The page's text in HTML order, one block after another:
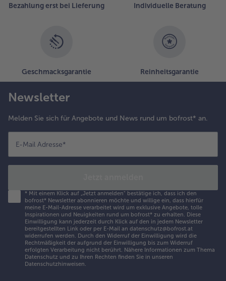
Bezahlung erst bei Lieferung Individuelle Beratung
Geschmacksgarantie Reinheitsgarantie
Newsletter
Melden Sie sich für Angebote und News rund um bofrost* an.
E-Mail Adresse*
* Mit einem Klick auf „Jetzt anmelden" bestätige ich, dass ich den
bofrost* Newsletter abonnieren möchte und willige ein, dass hierfür
meine E-Mail-Adresse verarbeitet wird um exklusive Angebote, tolle
Inspirationen und Neuigkeiten rund um bofrost* zu erhalten. Diese
Einwilligung kann jederzeit durch Klick auf den in jedem Newsletter
bereitgestellten Link oder per E-Mail an datenschutz@bofrost.at
widerrufen werden. Durch den Widerruf der Einwilligung wird die
Rechtmäßigkeit der aufgrund der Einwilligung bis zum Widerruf
erfolgten Verarbeitung nicht berührt. Nähere Informationen zum Thema
Datenschutz und zu Ihren Rechten finden Sie in unseren
Datenschutzhinweisen.